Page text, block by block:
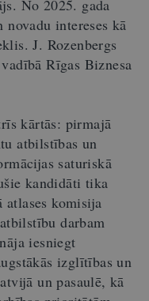
No 2025. gada
intereses kā
J. Rozenbergs
Rīgas Biznesa
kārtās: pirmajā
atbilstības un
saturiskā
kandidāti tika
komisija
darbam
iesniegt
izglītības un
un pasaulē, kā